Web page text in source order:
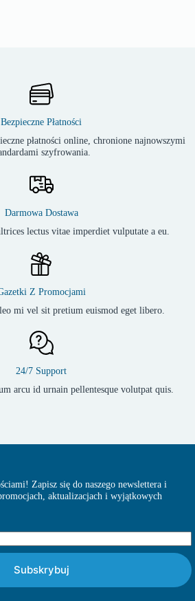
Bezpieczne Płatności
płatności online, chronione najnowszymi
szyfrowania.
Darmowa Dostawa
lectus vitae imperdiet vulputate a eu.
Z Promocjami
mi vel sit pretium euismod eget libero.
24/7 Support
arcu id urnain pellentesque volutpat quis.
Zapisz się do naszego newslettera i
aktualizacjach i wyjątkowych
Subskrybuj